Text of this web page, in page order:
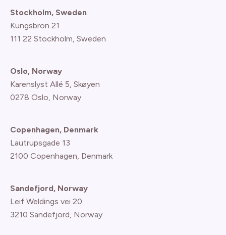
Stockholm, Sweden
Kungsbron 21
111 22 Stockholm, Sweden
Oslo, Norway
Karenslyst Allé 5, Skøyen
0278 Oslo, Norway
Copenhagen, Denmark
Lautrupsgade 13
2100 Copenhagen, Denmark
Sandefjord, Norway
Leif Weldings vei 20
3210 Sandefjord, Norway